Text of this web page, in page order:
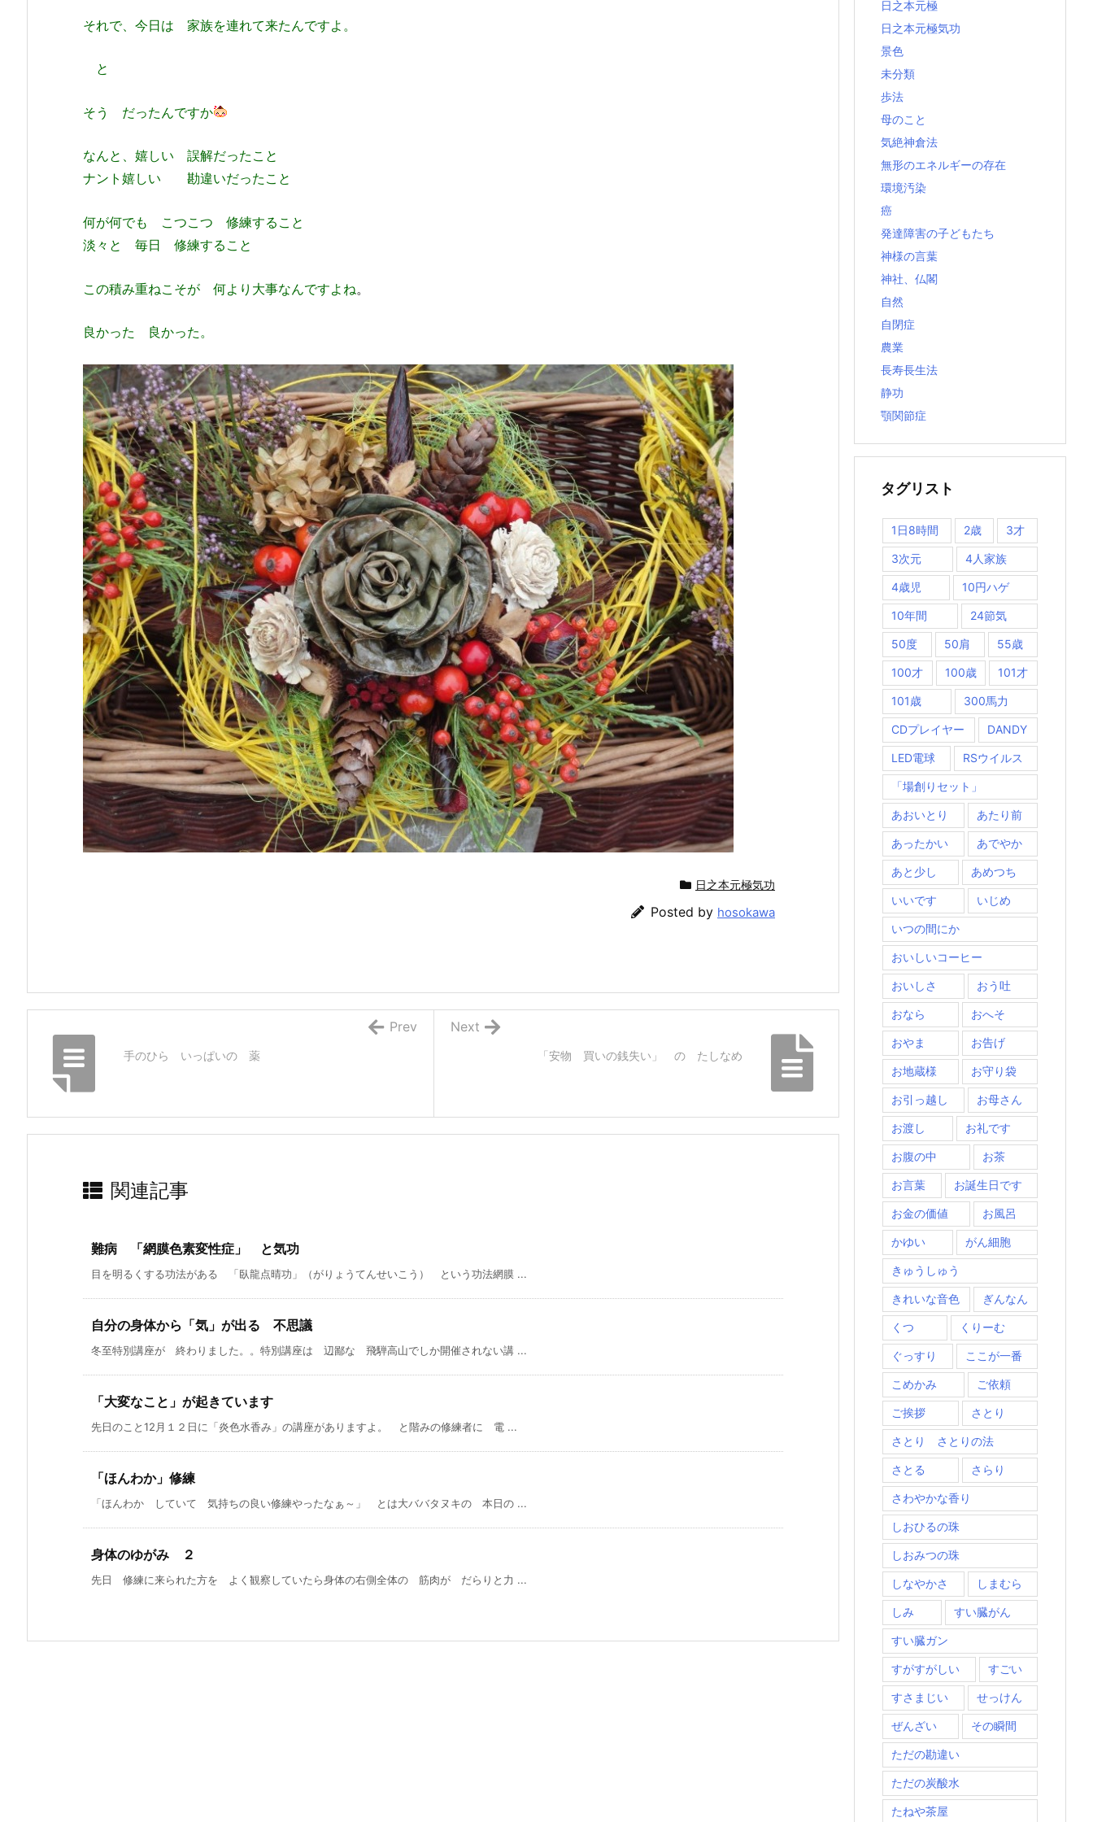
それで、今日は 家族を連れて来たんですよ。
と
そう だったんですか
なんと、嬉しい 誤解だったこと
ナント嬉しい 勘違いだったこと
何が何でも こつこつ 修練すること
淡々と 毎日 修練すること
この積み重ねこそが 何より大事なんですよね。
良かった 良かった。
日之本元極気功
Posted by hosokawa
「安物 買いの銭失い」 の たしなめ
Next
手のひら いっぱいの 薬
Prev
関連記事
難病 「網膜色素変性症」 と気功
目を明るくする功法がある 「臥龍点晴功」（がりょうてんせいこう） という功法網膜 ...
自分の身体から「気」が出る 不思議
冬至特別講座が 終わりました。。特別講座は 辺鄙な 飛騨高山でしか開催されない講 ...
「大変なこと」が起きています
先日のこと12月１２日に「炎色水香み」の講座がありますよ。 と階みの修練者に 電 ...
「ほんわか」修練
「ほんわか していて 気持ちの良い修練やったなぁ～」 とは大ババタヌキの 本日の ...
身体のゆがみ ２
先日 修練に来られた方を よく観察していたら身体の右側全体の 筋肉が だらりと力 ...
日之本元極
日之本元極気功
景色
未分類
歩法
母のこと
気絶神倉法
無形のエネルギーの存在
環境汚染
癌
発達障害の子どもたち
神様の言葉
神社、仏閣
自然
自閉症
農業
長寿長生法
静功
顎関節症
タグリスト
1日8時間 2歳 3才
3次元 4人家族
4歳児 10円ハゲ
10年間 24節気
50度 50肩 55歳
100才 100歳 101才
101歳 300馬力
CDプレイヤー DANDY
LED電球 RSウイルス
「場創りセット」
あおいとり あたり前
あったかい あでやか
あと少し あめつち
いいです いじめ
いつの間にか
おいしいコーヒー
おいしさ おう吐
おなら おへそ
おやま お告げ
お地蔵様 お守り袋
お引っ越し お母さん
お渡し お礼です
お腹の中 お茶
お言葉 お誕生日です
お金の価値 お風呂
かゆい がん細胞
きゅうしゅう
きれいな音色 ぎんなん
くつ くりーむ
ぐっすり ここが一番
こめかみ ご依頼
ご挨拶 さとり
さとり さとりの法
さとる さらり
さわやかな香り
しおひるの珠
しおみつの珠
しなやかさ しまむら
しみ すい臓がん
すい臓ガン
すがすがしい すごい
すさまじい せっけん
ぜんざい その瞬間
ただの勘違い
ただの炭酸水
たねや茶屋